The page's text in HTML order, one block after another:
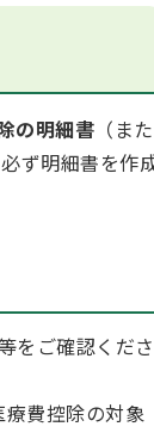
の明細書 （また
ず明細書を作
をご確認くださ
費控除の対象